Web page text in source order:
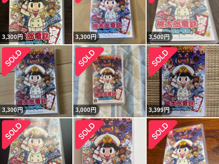
3,300円 3,300円 3,500 円
3,300円 3,000円 3,399円